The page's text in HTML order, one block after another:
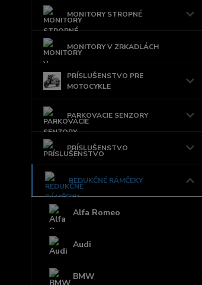
MONITORY STROPNÉ
MONITORY V ZRKADLÁCH
PRÍSLUŠENSTVO PRE
MOTOCYKLE
PARKOVACIE SENZORY
PRÍSLUŠENSTVO
REDUKČNÉ RÁMČEKY
Alfa Romeo
Audi
BMW